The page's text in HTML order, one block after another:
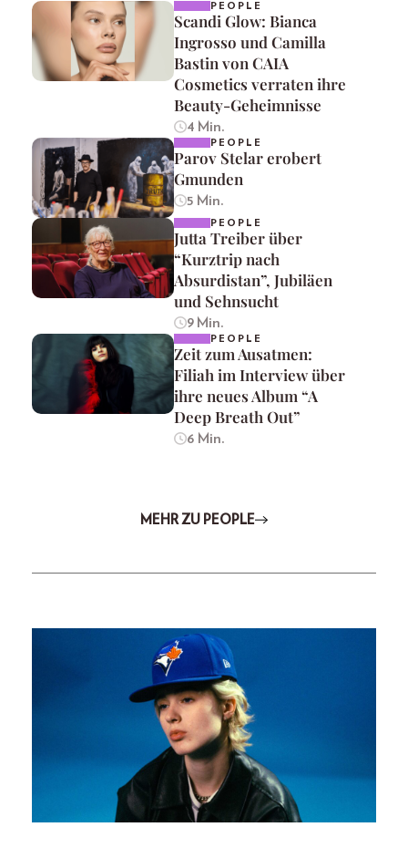
PEOPLE
Scandi Glow: Bianca
Ingrosso und Camilla
Bastin von CAIA
Cosmetics verraten ihre
Beauty-Geheimnisse
4 Min.
PEOPLE
Parov Stelar erobert
Gmunden
5 Min.
PEOPLE
Jutta Treiber über
“Kurztrip nach
Absurdistan”, Jubiläen
und Sehnsucht
9 Min.
PEOPLE
Zeit zum Ausatmen:
Filiah im Interview über
ihre neues Album “A
Deep Breath Out”
6 Min.
MEHR ZU PEOPLE